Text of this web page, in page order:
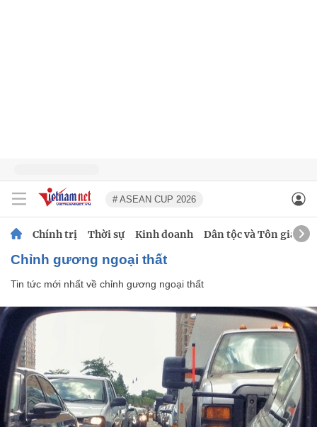
# ASEAN CUP 2026
Chính trị Thời sự Kinh doanh Dân tộc và Tôn giáo
chỉnh gương ngoại thất
Tin tức mới nhất về chỉnh gương ngoại thất